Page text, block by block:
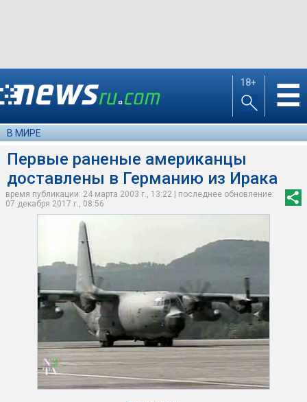
18+ ☰
В МИРЕ
Первые раненые американцы
доставлены в Германию из Ирака
время публикации: 24 марта 2003 г., 13:22 | последнее обновление:
07 декабря 2017 г., 08:56